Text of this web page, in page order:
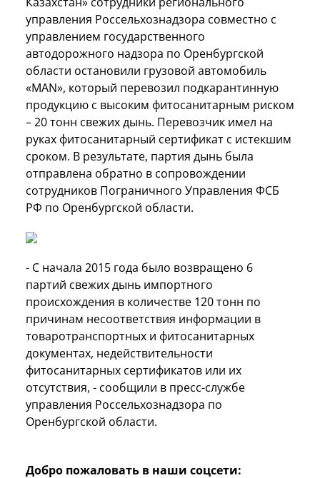
управления Россельхознадзора совместно с
управлением государственного
автодорожного надзора по Оренбургской
области остановили грузовой автомобиль
«MAN», который перевозил подкарантинную
продукцию с высоким фитосанитарным риском
– 20 тонн свежих дынь. Перевозчик имел на
руках фитосанитарный сертификат с истекшим
сроком. В результате, партия дынь была
отправлена обратно в сопровождении
сотрудников Пограничного Управления ФСБ
РФ по Оренбургской области.
- С начала 2015 года было возвращено 6
партий свежих дынь импортного
происхождения в количестве 120 тонн по
причинам несоответствия информации в
товаротранспортных и фитосанитарных
документах, недействительности
фитосанитарных сертификатов или их
отсутствия, - сообщили в пресс-службе
управления Россельхознадзора по
Оренбургской области.
Добро пожаловать в наши соцсети: